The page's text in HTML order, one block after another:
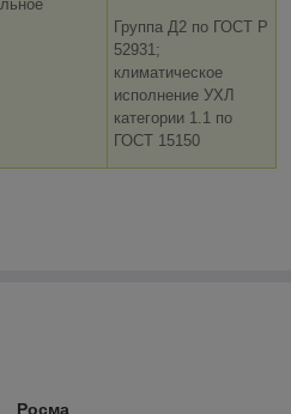
Группа Д2 по ГОСТ Р
52931;
климатическое
исполнение УХЛ
категории 1.1 по
ГОСТ 15150
Росма